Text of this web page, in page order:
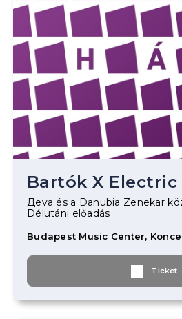
Bartók X Electric
Дeva és a Danubia Zenekar
Délutáni előadás
Budapest Music Center,
Ticket